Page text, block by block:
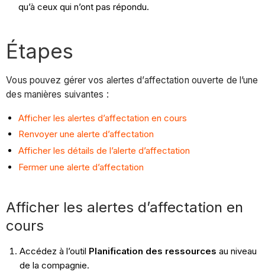
qu’à ceux qui n’ont pas répondu.
Étapes
Vous pouvez gérer vos alertes d’affectation ouverte de l’une
des manières suivantes :
Afficher les alertes d’affectation en cours
Renvoyer une alerte d’affectation
Afficher les détails de l’alerte d’affectation
Fermer une alerte d’affectation
Afficher les alertes d’affectation en
cours
Accédez à l’outil Planification des ressources au niveau
de la compagnie.